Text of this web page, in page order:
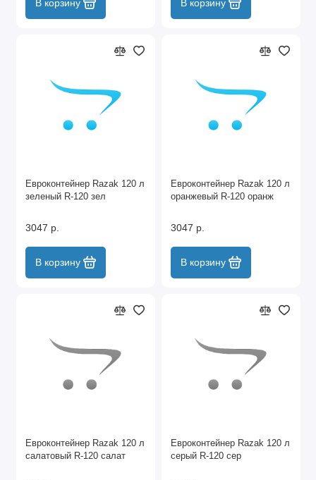
В корзину В корзину
Евроконтейнер Razak 120 л
зеленый R-120 зел
3047 р.
В корзину
Евроконтейнер Razak 120 л
оранжевый R-120 оранж
3047 р.
В корзину
Евроконтейнер Razak 120 л
салатовый R-120 салат
Евроконтейнер Razak 120 л
серый R-120 сер